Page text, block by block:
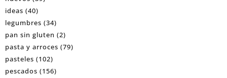
ideas (40)
legumbres (34)
pan sin gluten (2)
pasta y arroces (79)
pasteles (102)
pescados (156)